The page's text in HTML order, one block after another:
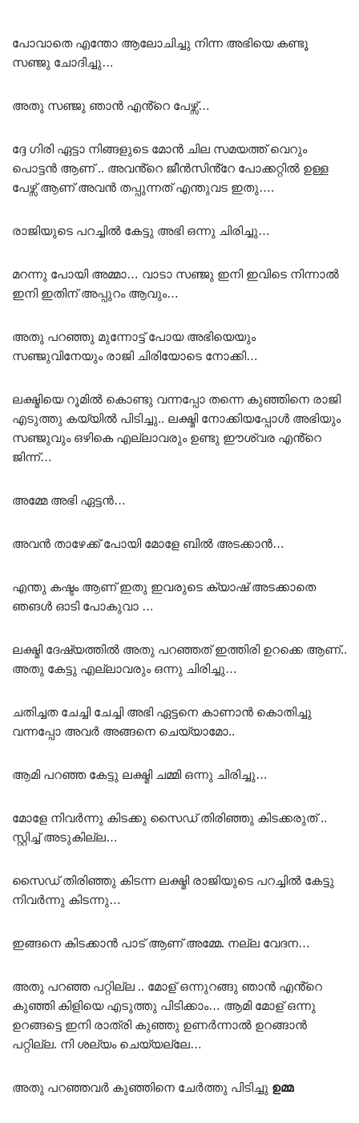
പോവാതെ എന്തോ ആലോചിച്ചു നിന്ന അഭിയെ കണ്ടൂ
സഞ്ജു ചോദിച്ചു…
അതു സഞ്ജു ഞാൻ എൻ്റെ പേഴ്സ്…
ദ്ദേ ഗിരി ഏട്ടാ നിങ്ങളുടെ മോൻ ചില സമയത്ത് വെറും
പൊട്ടൻ ആണ് .. അവൻ്റെ ജീൻസിൻ്റേ പോക്കറ്റിൽ ഉള്ള
പേഴ്സ് ആണ് അവൻ തപ്പുന്നത് എന്തുവട ഇതു….
രാജിയുടെ പറച്ചിൽ കേട്ടു അഭി ഒന്നു ചിരിച്ചു…
മറന്നു പോയി അമ്മാ… വാടാ സഞ്ജു ഇനി ഇവിടെ നിന്നാൽ
ഇനി ഇതിന് അപ്പുറം ആവും…
അതു പറഞ്ഞു മുന്നോട്ട് പോയ അഭിയെയും
സഞ്ജുവിനേയും രാജി ചിരിയോടെ നോക്കി…
ലക്ഷ്മിയെ റൂമിൽ കൊണ്ടു വന്നപ്പോ തന്നെ കുഞ്ഞിനെ രാജി
എടുത്തു കയ്യിൽ പിടിച്ചു.. ലക്ഷ്മി നോക്കിയപ്പോൾ അഭിയും
സഞ്ജുവും ഒഴികെ എല്ലാവരും ഉണ്ടു ഈശ്വര എൻ്റെ
ജിന്ന്…
അമ്മേ അഭി ഏട്ടൻ…
അവൻ താഴേക്ക് പോയി മോളേ ബിൽ അടക്കാൻ…
എന്തു കഷ്ടം ആണ് ഇതു ഇവരുടെ ക്യാഷ് അടക്കാതെ
ഞങൾ ഓടി പോകുവാ …
ലക്ഷ്മി ദേഷ്യത്തിൽ അതു പറഞ്ഞത് ഇത്തിരി ഉറക്കെ ആണ്..
അതു കേട്ടു എല്ലാവരും ഒന്നു ചിരിച്ചു…
ചതിച്ചത ചേച്ചി ചേച്ചി അഭി ഏട്ടനെ കാണാൻ കൊതിച്ചു
വന്നപ്പോ അവർ അങ്ങനെ ചെയ്യാമോ..
ആമി പറഞ്ഞ കേട്ടു ലക്ഷ്മി ചമ്മി ഒന്നു ചിരിച്ചു…
മോളേ നിവർന്നു കിടക്കു സൈഡ് തിരിഞ്ഞു കിടക്കരുത് ..
സ്റ്റിച്ച് അടുകില്ല…
സൈഡ് തിരിഞ്ഞു കിടന്ന ലക്ഷ്മി രാജിയുടെ പറച്ചിൽ കേട്ടു
നിവർന്നു കിടന്നു…
ഇങ്ങനെ കിടക്കാൻ പാട് ആണ് അമ്മേ. നല്ല വേദന…
അതു പറഞ്ഞ പറ്റില്ല .. മോള് ഒന്നുറങ്ങു ഞാൻ എൻ്റെ
കുഞ്ഞി കിളിയെ എടുത്തു പിടിക്കാം… ആമി മോള് ഒന്നു
ഉറങ്ങട്ടെ ഇനി രാത്രി കുഞ്ഞു ഉണർന്നാൽ ഉറങ്ങാൻ
പറ്റില്ല. നി ശല്യം ചെയ്യല്ലേ…
അതു പറഞ്ഞവർ കുഞ്ഞിനെ ചേർത്തു പിടിച്ചു ഉമ്മ